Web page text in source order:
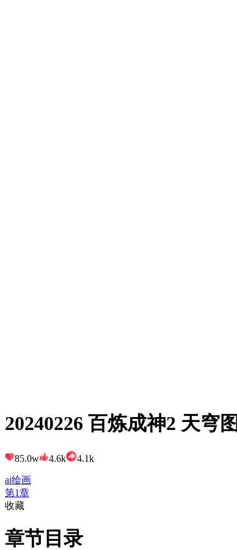
20240226 百炼成神2 天穹图
85.0w 4.6k 4.1k
ai绘画
第1章
收藏
章节目录